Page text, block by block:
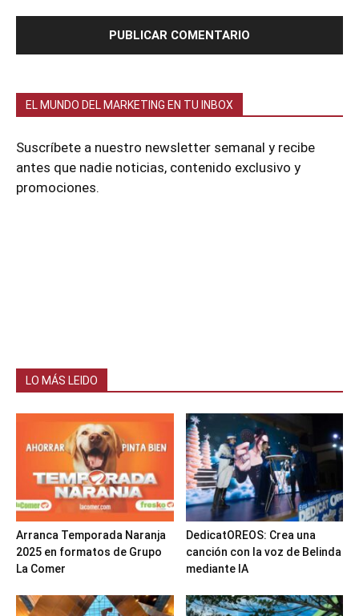
EL MUNDO DEL MARKETING EN TU INBOX
Suscríbete a nuestro newsletter semanal y recibe
antes que nadie noticias, contenido exclusivo y
promociones.
LO MÁS LEIDO
Arranca Temporada Naranja
2025 en formatos de Grupo
La Comer
DedicatOREOS: Crea una
canción con la voz de Belinda
mediante IA